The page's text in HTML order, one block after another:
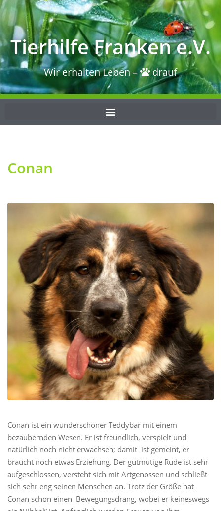
Tierhilfe Franken e.V.
Wir erhalten Leben – drauf
Conan
Conan ist ein wunderschöner Teddybär mit einem
bezaubernden Wesen. Er ist freundlich, verspielt und
natürlich noch nicht erwachsen; damit ist gemeint, er
braucht noch etwas Erziehung. Der gutmütige Rüde ist sehr
aufgeschlossen, versteht sich mit Artgenossen und schließt
sich sehr eng seinen Menschen an. Trotz der Größe hat
Conan schon einen Bewegungsdrang, wobei er keineswegs